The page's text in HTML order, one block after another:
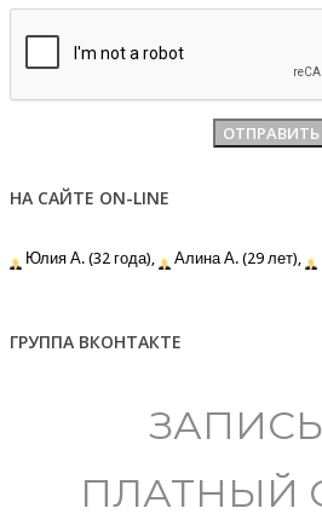
НА САЙТЕ ON-LINE
Юлия А. (32 года), Алина А. (29 лет),
ГРУППА ВКОНТАКТЕ
ПЛАТНЫЙ